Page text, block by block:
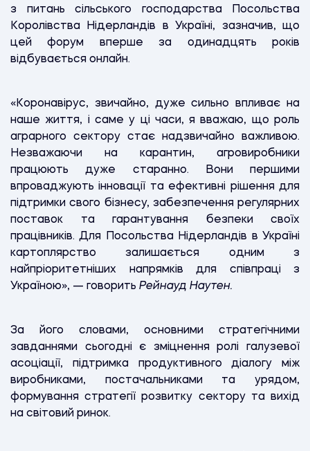
з питань сільського господарства Посольства
Королівства Нідерландів в Україні, зазначив, що
цей форум вперше за одинадцять років
відбувається онлайн.
«Коронавірус, звичайно, дуже сильно впливає на
наше життя, і саме у ці часи, я вважаю, що роль
аграрного сектору стає надзвичайно важливою.
Незважаючи на карантин, агровиробники
працюють дуже старанно. Вони першими
впроваджують інновації та ефективні рішення для
підтримки свого бізнесу, забезпечення регулярних
поставок та гарантування безпеки своїх
працівників. Для Посольства Нідерландів в Україні
картоплярство залишається одним з
найпріоритетніших напрямків для співпраці з
Україною», — говорить Рейнауд Наутен.
За його словами, основними стратегічними
завданнями сьогодні є зміцнення ролі галузевої
асоціації, підтримка продуктивного діалогу між
виробниками, постачальниками та урядом,
формування стратегії розвитку сектору та вихід
на світовий ринок.